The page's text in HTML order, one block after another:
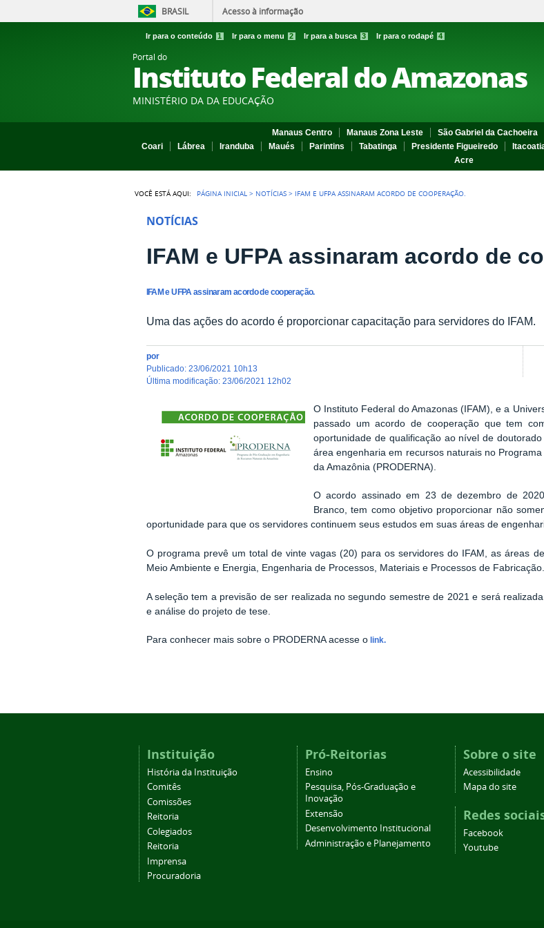
BRASIL Acesso à informação
Ir para o conteúdo 1 Ir para o menu 2 Ir para a busca 3 Ir para o rodapé 4
Portal do
Instituto Federal do Amazonas
MINISTÉRIO DA DA EDUCAÇÃO
Manaus Centro Manaus Zona Leste São Gabriel da Cachoeira
Coari
Lábrea Iranduba Maués Parintins Tabatinga Presidente Figueiredo
Acre
VOCÊ ESTÁ AQUI: PÁGINA INICIAL > NOTÍCIAS > IFAM E UFPA ASSINARAM ACORDO DE COOPERAÇÃO.
NOTÍCIAS
IFAM e UFPA assinaram acordo de
IFAM e UFPA assinaram acordo de cooperação.
Uma das ações do acordo é proporcionar capacitação para servidores do IFAM.
por
publicado: 23/06/2021 10h13
última modificação: 23/06/2021 12h02
O Instituto Federal do Amazonas (IFAM), e a
passado um acordo de cooperação que tem
oportunidade de qualificação ao nível de
área engenharia em recursos naturais no
da Amazônia (PRODERNA).
O acordo assinado em 23 de dezembro de
Branco, tem como objetivo proporcionar não
oportunidade para que os servidores continuem seus estudos em suas áreas de
O programa prevê um total de vinte vagas (20) para os servidores do IFAM, as áreas
Meio Ambiente e Energia, Engenharia de Processos, Materiais e Processos de Fabricação.
A seleção tem a previsão de ser realizada no segundo semestre de 2021 e será
e análise do projeto de tese.
Para conhecer mais sobre o PRODERNA acesse o link.
Instituição
História da Instituição
Comitês
Comissões
Reitoria
Colegiados
Reitoria
Imprensa
Procuradoria
Pró-Reitorias
Ensino
Pesquisa, Pós-Graduação e
Inovação
Extensão
Desenvolvimento Institucional
Administração e Planejamento
Sobre o site
Acessibilidade
Mapa do site
Redes
Facebook
Youtube